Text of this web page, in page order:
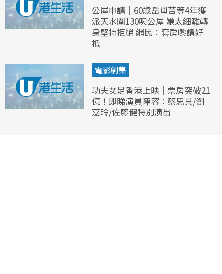
公屋申請｜60歲岳母苦等4年獲
派天水圍130呎公屋 嫌太細難轉
身堅持拒絕 網民︰套房嚟講好
抵
電影劇集
功夫女足香港上映｜票房突破21
億！即睇演員陣容：蔡思貝/劉
嘉玲/佐藤健特別演出